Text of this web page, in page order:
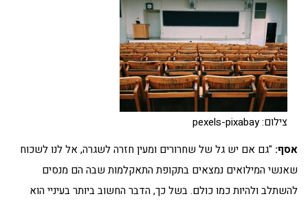
צילום: pexels-pixabay
אסף: "גם אם יש גל של שחרורים ומעין חזרה לשגרה, אל לנו לשכוח
שאנשי המילואים נמצאים בתקופת התאקלמות שבה הם מנסים
להשתלב ולהיות כמו כולם. בשל כך, הדבר החשוב ביותר בעיניי הוא